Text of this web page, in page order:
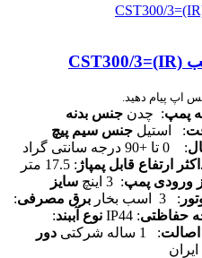
اپ پیام دهید.
پمپ: چدن جنس بدنه
: استیل جنس سیم پیچ
: 0 تا +90 درجه سانتی گراد
ارتفاع قابل پمپاژ : 17.5 متر
ورودی پمپ: 3 اینچ
سایز
: 3 اسب بخار برق مصرفی:
حفاظتی: IP44 نوع آببند:
اصالت: 1 ساله شرکتی
دور